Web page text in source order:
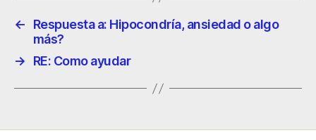
←
Respuesta a: Hipocondría, ansiedad o algo
más?
→
RE: Como ayudar